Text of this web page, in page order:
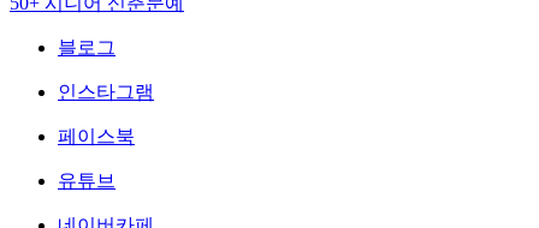
블로그
인스타그램
페이스북
유튜브